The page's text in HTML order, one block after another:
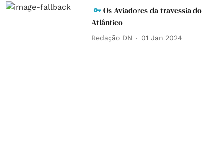
Os Aviadores da travessia do
Atlântico
Redação DN 01 Jan 2024